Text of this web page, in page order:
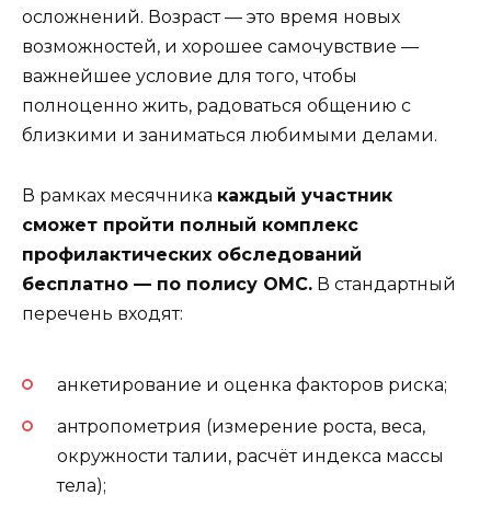
осложнений. Возраст — это время новых
возможностей, и хорошее самочувствие —
важнейшее условие для того, чтобы
полноценно жить, радоваться общению с
близкими и заниматься любимыми делами.
В рамках месячника каждый участник
сможет пройти полный комплекс
профилактических обследований
бесплатно — по полису ОМС. В стандартный
перечень входят:
анкетирование и оценка факторов риска;
антропометрия (измерение роста, веса,
окружности талии, расчёт индекса массы
тела);